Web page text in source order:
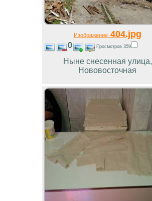
Изображение404.jpg
0 Просмотров 359
Ныне снесенная улица,
Нововосточная